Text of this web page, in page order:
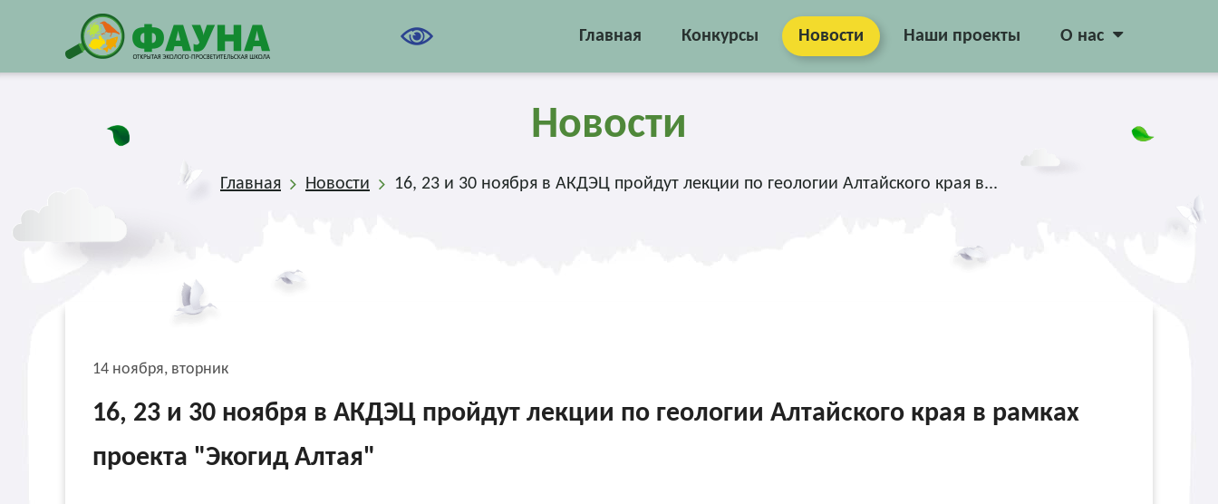
Главная Конкурсы Новости Наши проекты О нас
Новости
Главная Новости 16, 23 и 30 ноября в АКДЭЦ пройдут лекции по геологии Алтайского края в...
14 ноября, вторник
16, 23 и 30 ноября в АКДЭЦ пройдут лекции по геологии Алтайского края в рамках
проекта "Экогид Алтая"